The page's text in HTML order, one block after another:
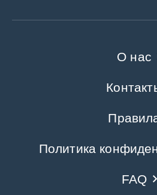
О нас
Политика
FAQ